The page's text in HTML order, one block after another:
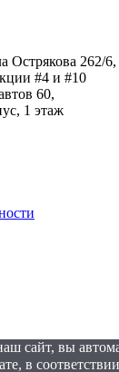
Острякова
#4 и #10
60,
1 этаж
сайт, вы
в